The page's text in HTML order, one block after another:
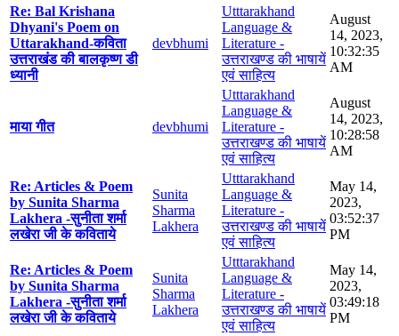
Re: Bal Krishana
Dhyani's Poem on
Uttarakhand-कविता
उत्तराखंड की बालकृष्ण डी
ध्यानी
devbhumi
Utttarakhand
Language &
Literature -
उत्तराखण्ड की भाषायें
एवं साहित्य
August
14, 2023,
10:32:35
AM
माया गीत devbhumi
Utttarakhand
Language &
Literature -
उत्तराखण्ड की भाषायें
एवं साहित्य
August
14, 2023,
10:28:58
AM
Re: Articles & Poem
by Sunita Sharma
Lakhera -सुनीता शर्मा
लखेरा जी के कविताये
Sunita
Sharma
Lakhera
Utttarakhand
Language &
Literature -
उत्तराखण्ड की भाषायें
एवं साहित्य
May 14,
2023,
03:52:37
PM
Re: Articles & Poem
by Sunita Sharma
Lakhera -सुनीता शर्मा
लखेरा जी के कविताये
Sunita
Sharma
Lakhera
Utttarakhand
Language &
Literature -
उत्तराखण्ड की भाषायें
एवं साहित्य
May 14,
2023,
03:49:18
PM